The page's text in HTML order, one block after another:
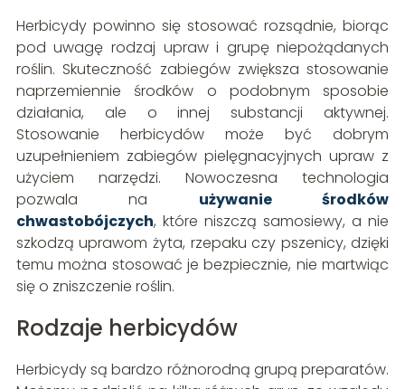
Herbicydy powinno się stosować rozsądnie, biorąc
pod uwagę rodzaj upraw i grupę niepożądanych
roślin. Skuteczność zabiegów zwiększa stosowanie
naprzemiennie środków o podobnym sposobie
działania, ale o innej substancji aktywnej.
Stosowanie herbicydów może być dobrym
uzupełnieniem zabiegów pielęgnacyjnych upraw z
użyciem narzędzi. Nowoczesna technologia
pozwala na używanie środków
chwastobójczych, które niszczą samosiewy, a nie
szkodzą uprawom żyta, rzepaku czy pszenicy, dzięki
temu można stosować je bezpiecznie, nie martwiąc
się o zniszczenie roślin.
Rodzaje herbicydów
Herbicydy są bardzo różnorodną grupą preparatów.